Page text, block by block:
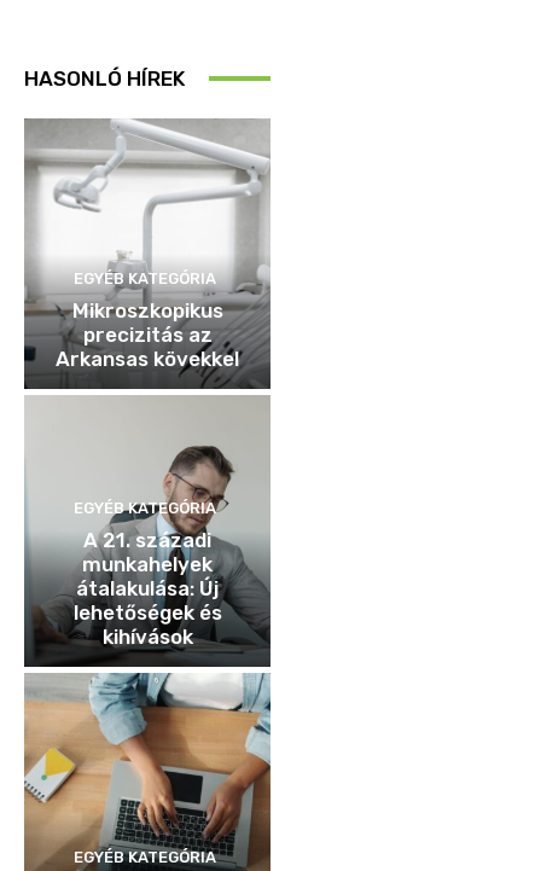
HASONLÓ HÍREK
EGYÉB KATEGÓRIA
Mikroszkopikus
precizitás az
Arkansas kövekkel
EGYÉB KATEGÓRIA
A 21. századi
munkahelyek
átalakulása: Új
lehetőségek és
kihívások
EGYÉB KATEGÓRIA